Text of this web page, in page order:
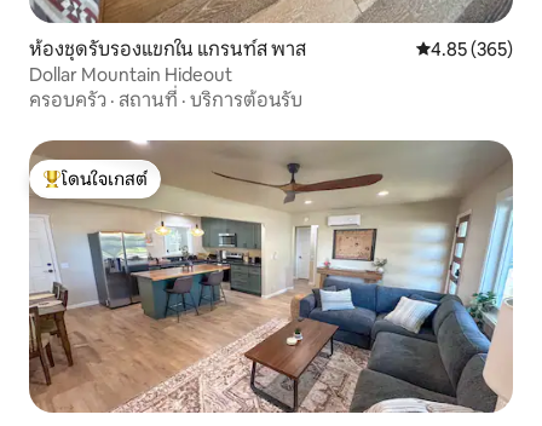
ห้องชุดรับรองแขกใน แกรนท์ส พาส คะแนนเฉลี่ย
4.85 (365)
Dollar Mountain Hideout
ครอบครัว · สถานที่ · บริการต้อนรับ
โดนใจเกสต์ที่สุด
โดนใจเกสต์